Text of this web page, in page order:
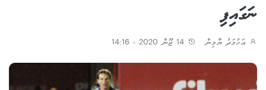
ނަގައިފި
އަހުމަދު ޔާމިން